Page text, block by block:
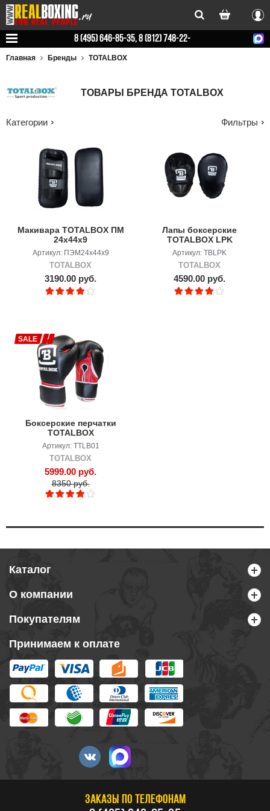
Вход
8 (495) 646-85-35, 8 (812) 748-22-
Главная Бренды TOTALBOX
ТОВАРЫ БРЕНДА TOTALBOX
Категории Фильтры
Макивара TOTALBOX ПМ
24х44х9
Артикул: ПЭМ24х44х9
TOTALBOX
3190.00 руб.
Лапы боксерские
TOTALBOX LPK
Артикул: TBLPK
TOTALBOX
4590.00 руб.
SALE
Боксерские перчатки
TOTALBOX
тренировочные
Артикул: TTLB01
TOTALBOX
5999.00 руб.
8350 руб.
Каталог
О компании
Покупателям
Принимаем к оплате
ЗАКАЗЫ ПО ТЕЛЕФОНАМ